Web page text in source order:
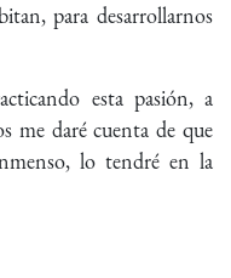
para desarrollarnos
esta pasión, a
me daré cuenta de que
lo tendré en la